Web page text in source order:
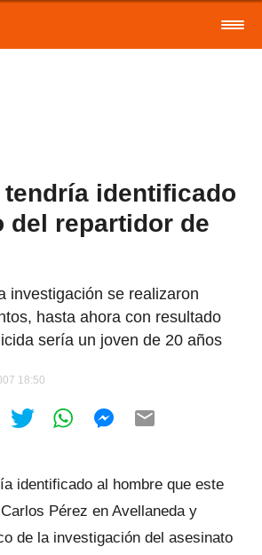
identificado
del repartidor de
investigación se realizaron
hasta ahora con resultado
sería un joven de 20 años
18:50
identificado al hombre que este
Pérez en Avellaneda y
de la investigación del asesinato